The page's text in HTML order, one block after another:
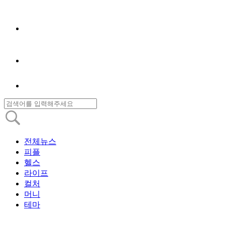
전체뉴스
피플
헬스
라이프
컬처
머니
테마